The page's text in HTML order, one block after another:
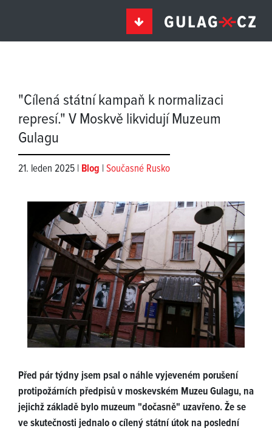
"Cílená státní kampaň k normalizaci
represí." V Moskvě likvidují Muzeum
Gulagu
21. leden 2025 | Blog | Současné Rusko
Před pár týdny jsem psal o náhle vyjeveném porušení
protipožárních předpisů v moskevském Muzeu Gulagu, na
jejichž základě bylo muzeum "dočasně" uzavřeno. Že se
ve skutečnosti jednalo o cílený státní útok na poslední